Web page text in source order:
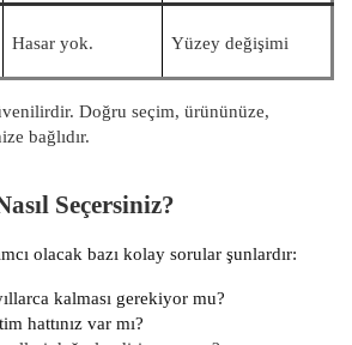
Hasar yok. Yüzey değişimi
Doğru seçim, ürününüze,
bağlıdır.
Seçersiniz?
olacak bazı kolay sorular şunlardır:
kalması gerekiyor mu?
hattınız var mı?